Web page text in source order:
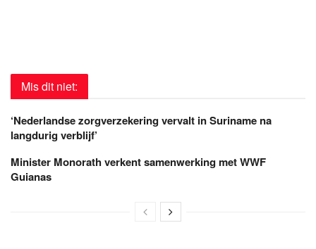
Mis dit niet:
‘Nederlandse zorgverzekering vervalt in Suriname na
langdurig verblijf’
Minister Monorath verkent samenwerking met WWF
Guianas